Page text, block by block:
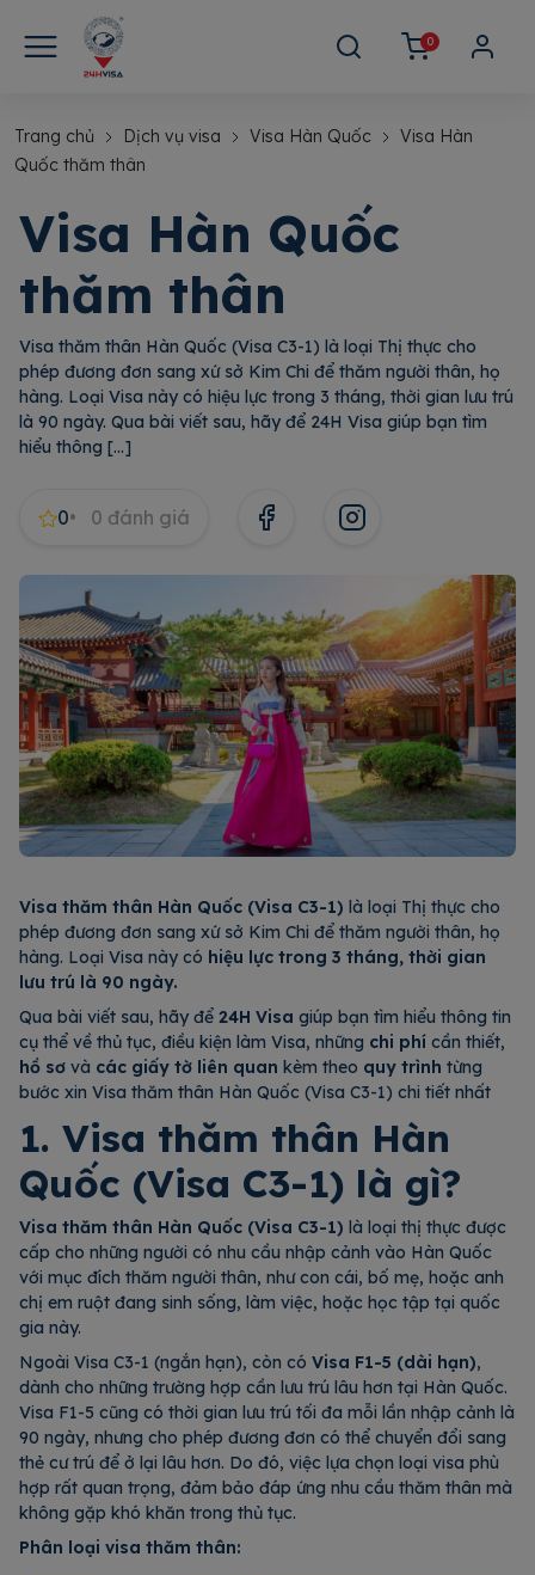
0
Trang chủ Dịch vụ visa Visa Hàn Quốc
Visa Hàn
Quốc thăm thân
Visa Hàn Quốc
thăm thân
Visa thăm thân Hàn Quốc (Visa C3-1) là loại Thị thực cho
phép đương đơn sang xứ sở Kim Chi để thăm người thân, họ
hàng. Loại Visa này có hiệu lực trong 3 tháng, thời gian lưu trú
là 90 ngày. Qua bài viết sau, hãy để 24H Visa giúp bạn tìm
hiểu thông […]
0 0 đánh giá
Visa thăm thân Hàn Quốc (Visa C3-1) là loại Thị thực cho
phép đương đơn sang xứ sở Kim Chi để thăm người thân, họ
hàng. Loại Visa này có hiệu lực trong 3 tháng, thời gian
lưu trú là 90 ngày.
Qua bài viết sau, hãy để 24H Visa giúp bạn tìm hiểu thông tin
cụ thể về thủ tục, điều kiện làm Visa, những chi phí cần thiết,
hồ sơ và các giấy tờ liên quan kèm theo quy trình từng
bước xin Visa thăm thân Hàn Quốc (Visa C3-1) chi tiết nhất
1. Visa thăm thân Hàn
Quốc (Visa C3-1) là gì?
Visa thăm thân Hàn Quốc (Visa C3-1) là loại thị thực được
cấp cho những người có nhu cầu nhập cảnh vào Hàn Quốc
với mục đích thăm người thân, như con cái, bố mẹ, hoặc anh
chị em ruột đang sinh sống, làm việc, hoặc học tập tại quốc
gia này.
Ngoài Visa C3-1 (ngắn hạn), còn có Visa F1-5 (dài hạn),
dành cho những trường hợp cần lưu trú lâu hơn tại Hàn Quốc.
Visa F1-5 cũng có thời gian lưu trú tối đa mỗi lần nhập cảnh là
90 ngày, nhưng cho phép đương đơn có thể chuyển đổi sang
thẻ cư trú để ở lại lâu hơn. Do đó, việc lựa chọn loại visa phù
hợp rất quan trọng, đảm bảo đáp ứng nhu cầu thăm thân mà
không gặp khó khăn trong thủ tục.
Phân loại visa thăm thân: